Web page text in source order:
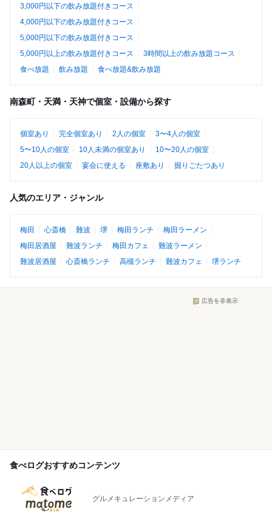
3,000円以下の飲み放題付きコース
4,000円以下の飲み放題付きコース
5,000円以下の飲み放題付きコース
5,000円以上の飲み放題付きコース
3時間以上の飲み放題コース
食べ放題
飲み放題 食べ放題&飲み放題
南森町・天満・天神で個室・設備から探す
個室あり 完全個室あり 2人の個室
3〜4人の個室
5〜10人の個室
10人未満の個室あり
10〜20人の個室
20人以上の個室
宴会に使える 座敷あり 掘りごたつあり
人気のエリア・ジャンル
梅田 心斎橋 難波 堺 梅田ランチ
梅田ラーメン
梅田居酒屋
難波ランチ 梅田カフェ
難波ラーメン
難波居酒屋
心斎橋ランチ 高槻ランチ 難波カフェ 堺ランチ
広告を非表示
食べログおすすめコンテンツ
グルメキュレーションメディア